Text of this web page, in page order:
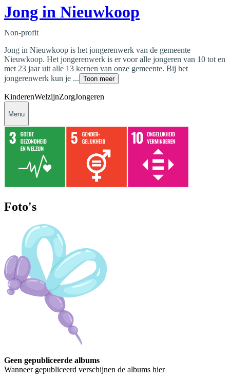
Jong in Nieuwkoop
Non-profit
Jong in Nieuwkoop is het jongerenwerk van de gemeente
Nieuwkoop. Het jongerenwerk is er voor alle jongeren van 10 tot en
met 23 jaar uit alle 13 kernen van onze gemeente. Bij het
jongerenwerk kun je ... Toon meer
KinderenWelzijnZorgJongeren
Menu
Foto's
Geen gepubliceerde albums
Wanneer gepubliceerd verschijnen de albums hier